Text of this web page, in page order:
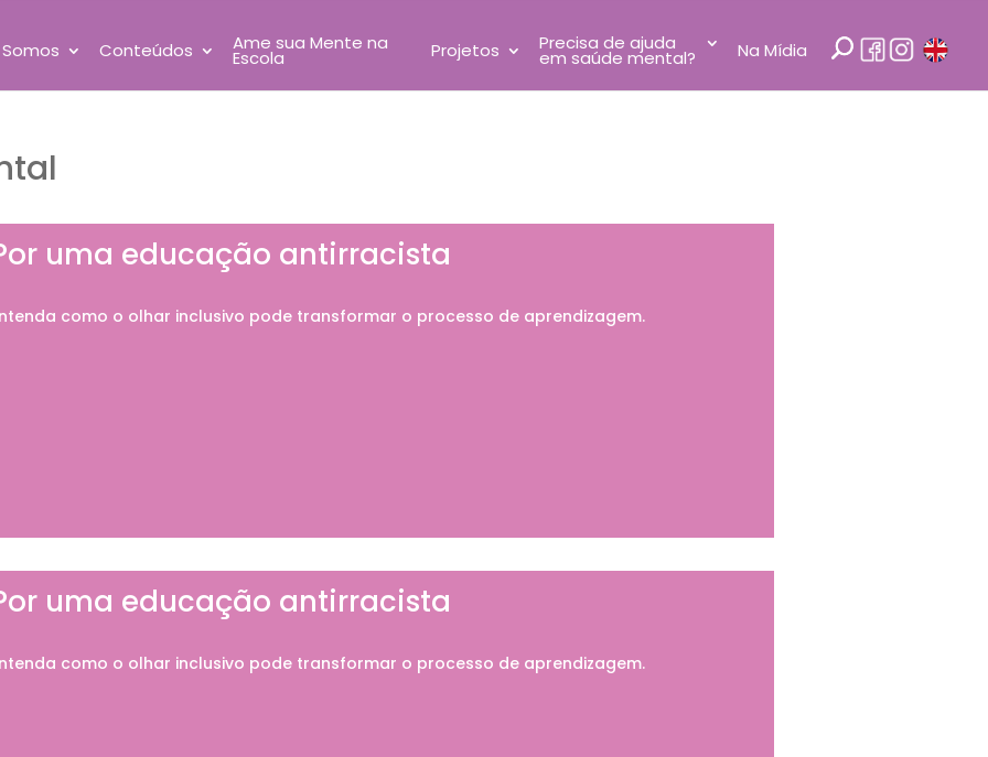
Conteúdos Ame sua Mente na
Escola Projetos Precisa de ajuda
em saúde mental? Na Mídia
uma educação antirracista
como o olhar inclusivo pode transformar o processo de aprendizagem.
uma educação antirracista
como o olhar inclusivo pode transformar o processo de aprendizagem.